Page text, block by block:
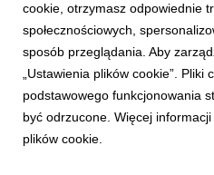
KLIENCI I PROJEKTY
Nowy wymiar Internetu
Poland dla Orange
27 października 2016
Ruszyła kampania
prędkość Internetu, jaką
technologia Orange
cookie, otrzymasz odpowiednie
społecznościowych,
sposób przeglądania. Aby
„Ustawienia plików cookie”.
podstawowego funkcjonowania
być odrzucone. Więcej
plików cookie.